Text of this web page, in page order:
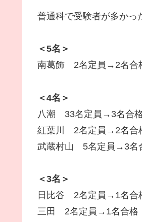
普通科で受験者が多かっ
＜5名＞
南葛飾 2名定員→2名合
＜4名＞
八潮 33名定員→3名合
紅葉川 2名定員→2名合
武蔵村山 5名定員→3名
＜3名＞
日比谷 2名定員→1名合
三田 2名定員→1名合格